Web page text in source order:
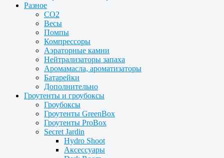
Разное
CO2
Весы
Помпы
Компрессоры
Аэраторные камни
Нейтрализаторы запаха
Аромамасла, ароматизаторы
Батарейки
Дополнительно
Гроутенты и гроубоксы
Гроубоксы
Гроутенты GreenBox
Гроутенты ProBox
Secret Jardin
Hydro Shoot
Аксессуары